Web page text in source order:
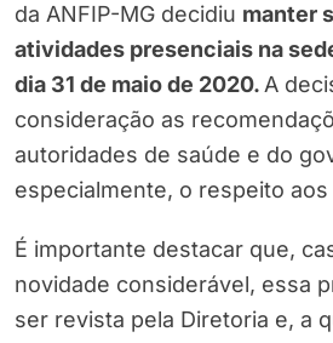
da ANFIP-MG decidiu manter
atividades presenciais na
dia 31 de maio de 2020. A
consideração as
autoridades de saúde e do
especialmente, o respeito
É importante destacar que,
novidade considerável, essa
ser revista pela Diretoria e, a